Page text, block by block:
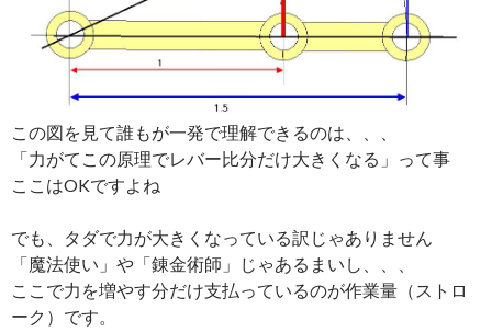
この図を見て誰もが一発で理解できるのは、、、
「力がてこの原理でレバー比分だけ大きくなる」って事
ここはOKですよね
でも、タダで力が大きくなっている訳じゃありません
「魔法使い」や「錬金術師」じゃあるまいし、、、
ここで力を増やす分だけ支払っているのが作業量（ストロ
ーク）です。